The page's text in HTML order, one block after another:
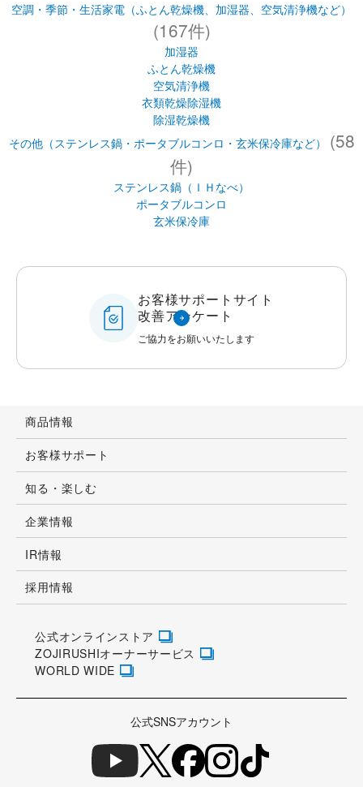
空調・季節・生活家電（ふとん乾燥機、加湿器、空気清浄機など）
(167件)
加湿器
ふとん乾燥機
空気清浄機
衣類乾燥除湿機
除湿乾燥機
その他（ステンレス鍋・ポータブルコンロ・玄米保冷庫など）
(58
件)
ステンレス鍋（ＩＨなべ）
ポータブルコンロ
玄米保冷庫
お客様サポートサイト
改善アンケート
ご協力をお願いいたします
商品情報
お客様サポート
知る・楽しむ
企業情報
IR情報
採用情報
公式オンラインストア
ZOJIRUSHIオーナーサービス
WORLD WIDE
公式SNSアカウント